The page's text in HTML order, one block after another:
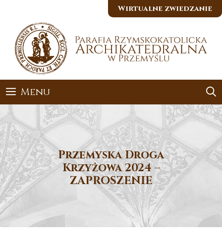
Wirtualne zwiedzanie
Menu
Przemyska Droga
Krzyżowa 2024 –
ZAPROSZENIE